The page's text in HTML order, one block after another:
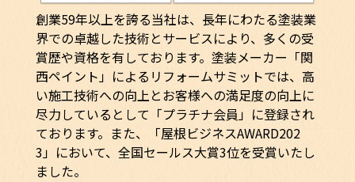
創業59年以上を誇る当社は、長年にわたる塗装業
界での卓越した技術とサービスにより、多くの受
賞歴や資格を有しております。塗装メーカー「関
西ペイント」によるリフォームサミットでは、高
い施工技術への向上とお客様への満足度の向上に
尽力しているとして「プラチナ会員」に登録され
ております。また、「屋根ビジネスAWARD202
3」において、全国セールス大賞3位を受賞いたし
ました。